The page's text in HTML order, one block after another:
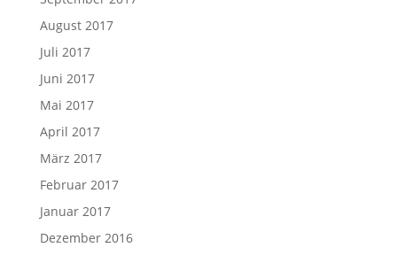
August 2017
Juli 2017
Juni 2017
Mai 2017
April 2017
März 2017
Februar 2017
Januar 2017
Dezember 2016